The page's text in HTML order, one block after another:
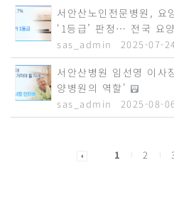
서안산노인전문병원, 요
‘1등급’ 판정… 전국 요
sas_admin 2025-07-24
서안산병원 임선영 이
양병원의 역할'
sas_admin 2025-08-
1 2